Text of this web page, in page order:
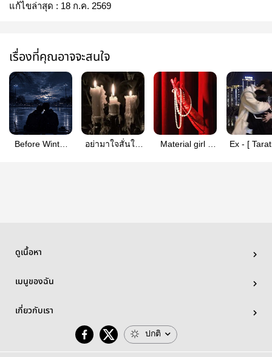
แก้ไขล่าสุด : 18 ก.ค. 2569
เรื่องที่คุณอาจจะสนใจ
Before Winter
อย่ามาใจสั่นใน
Material girl ;
Ex - [
ดูเนื้อหา
เมนูของฉัน
เกี่ยวกับเรา
ปกติ